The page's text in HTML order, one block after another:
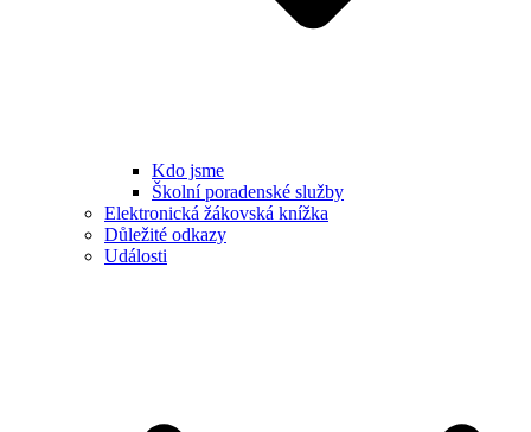
Kdo jsme
Školní poradenské služby
Elektronická žákovská knížka
Důležité odkazy
Události